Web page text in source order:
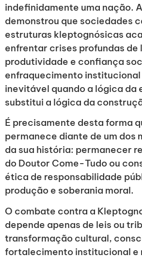
indefinidamente uma nação.
demonstrou que sociedades
estruturas kleptognósicas
enfrentar crises profundas
produtividade e confiança
enfraquecimento
inevitável quando a lógica da
substitui a lógica da
É precisamente desta forma
permanece diante de um dos
da sua história: permanecer
do Doutor Come-Tudo ou
ética de responsabilidade
produção e soberania moral.
O combate contra a
depende apenas de leis ou
transformação cultural,
fortalecimento institucional e